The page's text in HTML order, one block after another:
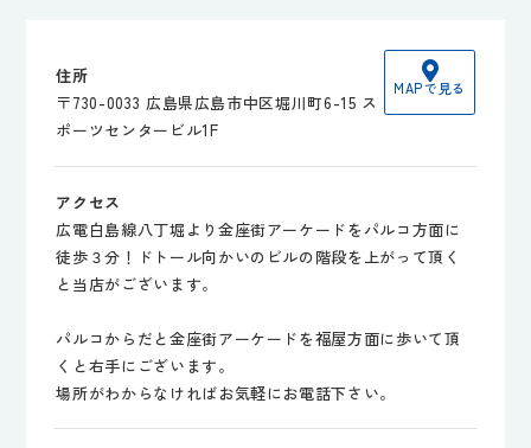
住所
〒730-0033 広島県広島市中区堀川町6-15 ス
ポーツセンタービル1F
MAPで見る
アクセス
広電白島線八丁堀より金座街アーケードをパルコ方面に
徒歩３分！ドトール向かいのビルの階段を上がって頂く
と当店がございます。
パルコからだと金座街アーケードを福屋方面に歩いて頂
くと右手にございます。
場所がわからなければお気軽にお電話下さい。